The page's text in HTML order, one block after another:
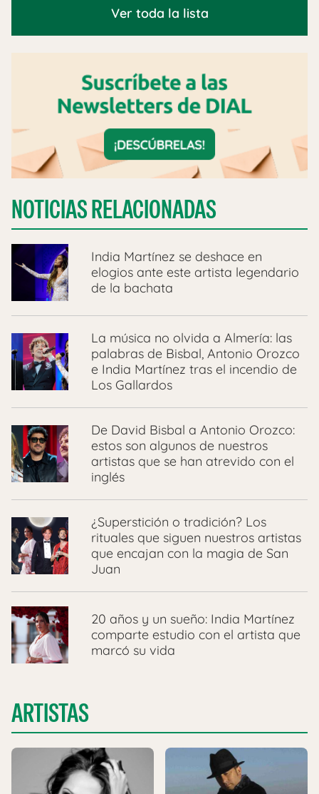
Ver toda la lista
NOTICIAS RELACIONADAS
India Martínez se deshace en
elogios ante este artista legendario
de la bachata
La música no olvida a Almería: las
palabras de Bisbal, Antonio Orozco
e India Martínez tras el incendio de
Los Gallardos
De David Bisbal a Antonio Orozco:
estos son algunos de nuestros
artistas que se han atrevido con el
inglés
¿Superstición o tradición? Los
rituales que siguen nuestros artistas
que encajan con la magia de San
Juan
20 años y un sueño: India Martínez
comparte estudio con el artista que
marcó su vida
ARTISTAS